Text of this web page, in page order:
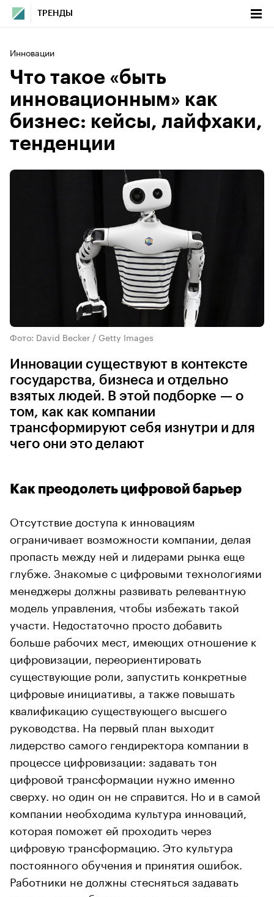
ТРЕНДЫ
Инновации
Что такое «быть
инновационным» как
бизнес: кейсы, лайфхаки,
тенденции
Фото: David Becker / Getty Images
Инновации существуют в контексте
государства, бизнеса и отдельно
взятых людей. В этой подборке — о
том, как как компании
трансформируют себя изнутри и для
чего они это делают
Как преодолеть цифровой барьер
Отсутствие доступа к инновациям
ограничивает возможности компании, делая
пропасть между ней и лидерами рынка еще
глубже. Знакомые с цифровыми технологиями
менеджеры должны развивать релевантную
модель управления, чтобы избежать такой
участи. Недостаточно просто добавить
больше рабочих мест, имеющих отношение к
цифровизации, переориентировать
существующие роли, запустить конкретные
цифровые инициативы, а также повышать
квалификацию существующего высшего
руководства. На первый план выходит
лидерство самого гендиректора компании в
процессе цифровизации: задавать тон
цифровой трансформации нужно именно
сверху. но один он не справится. Но и в самой
компании необходима культура инноваций,
которая поможет ей проходить через
цифровую трансформацию. Это культура
постоянного обучения и принятия ошибок.
Работники не должны стесняться задавать